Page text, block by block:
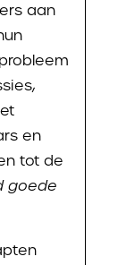
aan
en
tot de
goede